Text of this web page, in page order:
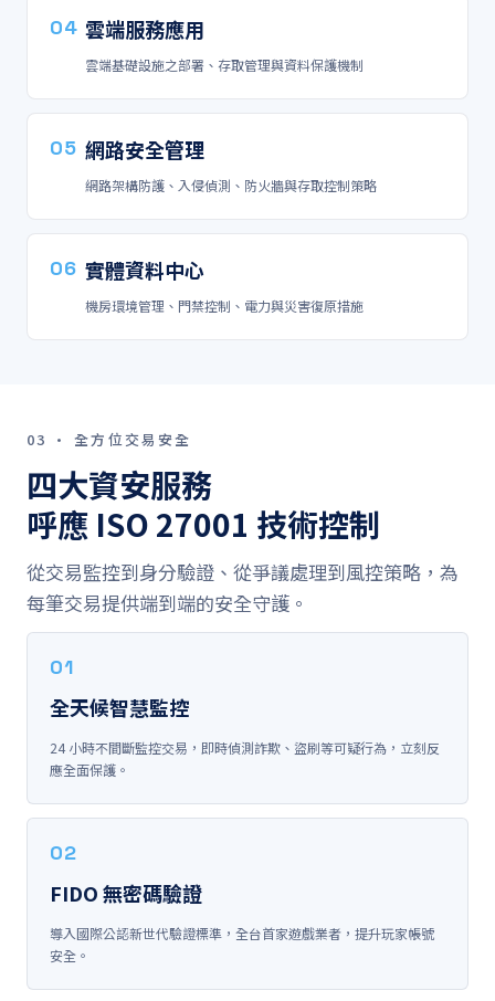
04 雲端服務應用
雲端基礎設施之部署、存取管理與資料保護機制
05 網路安全管理
網路架構防護、入侵偵測、防火牆與存取控制策略
06 實體資料中心
機房環境管理、門禁控制、電力與災害復原措施
03 · 全方位交易安全
四大資安服務
呼應 ISO 27001 技術控制
從交易監控到身分驗證、從爭議處理到風控策略，為
每筆交易提供端到端的安全守護。
01
全天候智慧監控
24 小時不間斷監控交易，即時偵測詐欺、盜刷等可疑行為，立刻反
應全面保護。
02
FIDO 無密碼驗證
導入國際公認新世代驗證標準，全台首家遊戲業者，提升玩家帳號
安全。